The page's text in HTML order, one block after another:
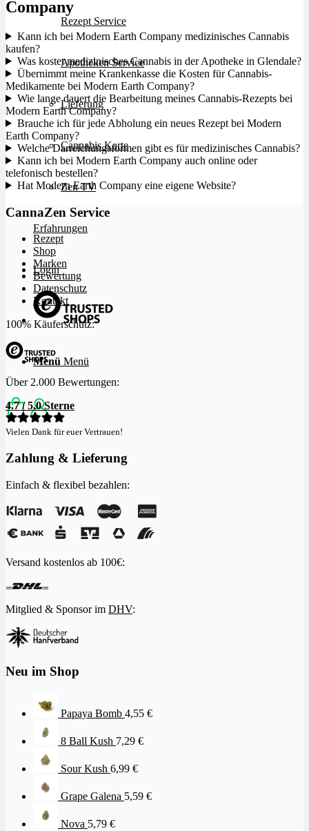
Rezept Service
Apotheken Service
Lieferung
Cannabis Karte
Zen TV
Erfahrungen
Login
Menü Menü
Company
Kann ich bei Modern Earth Company medizinisches Cannabis
kaufen?
Was kostet medizinisches Cannabis in der Apotheke in Glendale?
Übernimmt meine Krankenkasse die Kosten für Cannabis-
Medikamente bei Modern Earth Company?
Wie lange dauert die Bearbeitung meines Cannabis-Rezepts bei
Modern Earth Company?
Brauche ich für jede Abholung ein neues Rezept bei Modern
Earth Company?
Welche Darreichungsformen gibt es für medizinisches Cannabis?
Kann ich bei Modern Earth Company auch online oder
telefonisch bestellen?
Hat Modern Earth Company eine eigene Website?
CannaZen Service
Rezept
Shop
Marken
Bewertung
Datenschutz
Kontakt
100% Käuferschutz:
Über 2.000 Bewertungen:
4.7 / 5.0 Sterne
Vielen Dank für euer Vertrauen!
Zahlung & Lieferung
Einfach & flexibel bezahlen:
Versand kostenlos ab 100€:
Mitglied & Sponsor im DHV:
Neu im Shop
Papaya Bomb 4,55 €
8 Ball Kush 7,29 €
Sour Kush 6,99 €
Grape Galena 5,59 €
Nova 5,79 €